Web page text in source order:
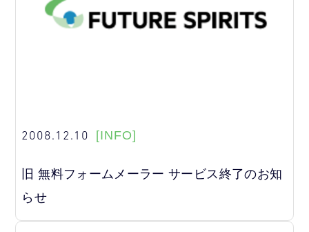
2008.12.10 [INFO]
旧 無料フォームメーラー サービス終了のお知
らせ